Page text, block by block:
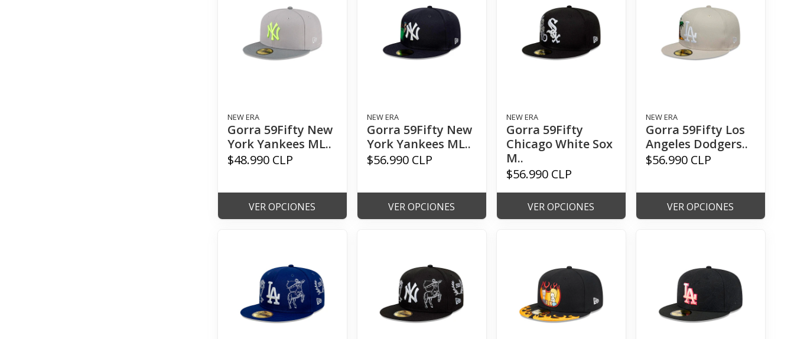
NEW ERA
Gorra 59Fifty New
York Yankees ML..
$48.990 CLP
VER OPCIONES
NEW ERA
Gorra 59Fifty New
York Yankees ML..
$56.990 CLP
VER OPCIONES
NEW ERA
Gorra 59Fifty
Chicago White Sox
M..
$56.990 CLP
VER OPCIONES
NEW ERA
Gorra 59Fifty Los
Angeles Dodgers..
$56.990 CLP
VER OPCIONES